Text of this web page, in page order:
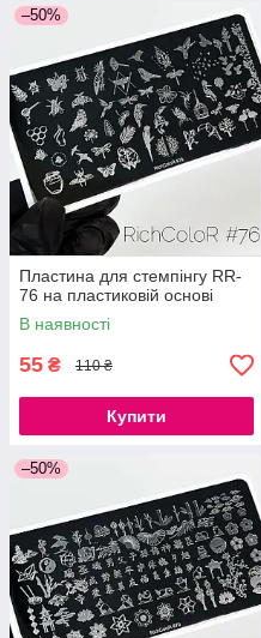
–50%
Пластина для стемпінгу RR-
76 на пластиковій основі
В наявності
55 ₴ 110 ₴
Купити
–50%